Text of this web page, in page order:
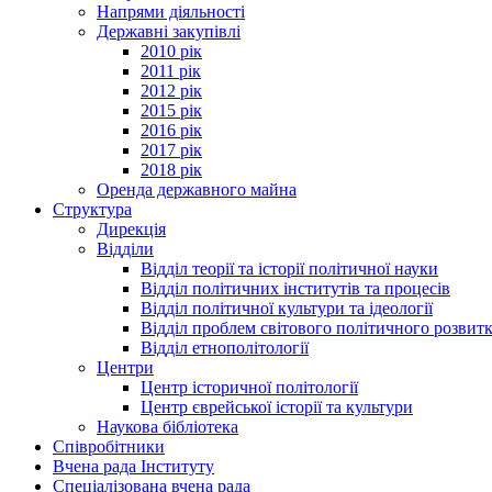
Напрями діяльності
Державні закупівлі
2010 рік
2011 рік
2012 рік
2015 рік
2016 рік
2017 рік
2018 рік
Оренда державного майна
Структура
Дирекція
Відділи
Відділ теорії та історії політичної науки
Відділ політичних інститутів та процесів
Відділ політичної культури та ідеології
Відділ проблем світового політичного
Відділ етнополітології
Центри
Центр історичної політології
Центр єврейської історії та культури
Наукова бібліотека
Співробітники
Вчена рада Інституту
Спеціалізована вчена рада